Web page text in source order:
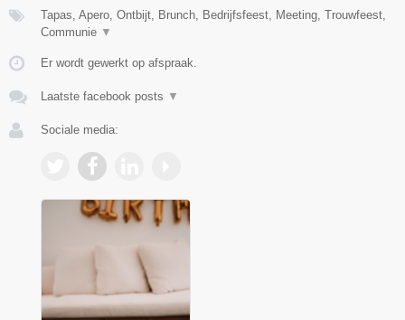
Tapas, Apero, Ontbijt, Brunch, Bedrijfsfeest, Meeting, Trouwfeest,
Communie ▼
Er wordt gewerkt op afspraak.
Laatste facebook posts ▼
Sociale media: